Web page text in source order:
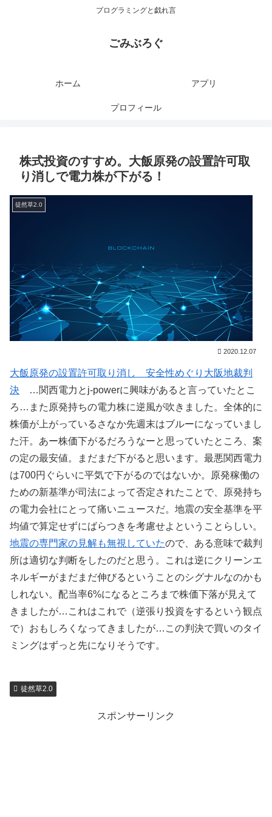
プログラミングと戯れ言
ごみぶろぐ
ホーム アプリ
プロフィール
株式投資のすすめ。大飯原発の設置許可取
り消しで電力株が下がる！
徒然草2.0
2020.12.07
大飯原発の設置許可取り消し 安全性めぐり大阪地裁判
決 …関西電力とj-powerに興味があると言っていたとこ
ろ…また原発持ちの電力株に逆風が吹きました。全体的に
株価が上がっているさなか先週末はブルーになっていまし
た汗。あー株価下がるだろうなーと思っていたところ、案
の定の最安値。まだまだ下がると思います。最悪関西電力
は700円ぐらいに平気で下がるのではないか。原発稼働の
ための新基準が司法によって否定されたことで、原発持ち
の電力会社にとって痛いニュースだ。地震の安全基準を平
均値で算定せずにばらつきを考慮せよということらしい。
地震の専門家の見解も無視していたので、ある意味で裁判
所は適切な判断をしたのだと思う。これは逆にクリーンエ
ネルギーがまだまだ伸びるということのシグナルなのかも
しれない。配当率6%になるところまで株価下落が見えて
きましたが…これはこれで（逆張り投資をするという観点
で）おもしろくなってきましたが…この判決で買いのタイ
ミングはずっと先になりそうです。
徒然草2.0
スポンサーリンク